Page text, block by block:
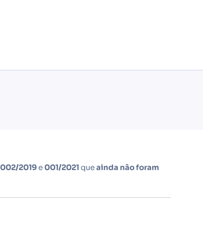
002/2019e 001/2021 queainda não foram